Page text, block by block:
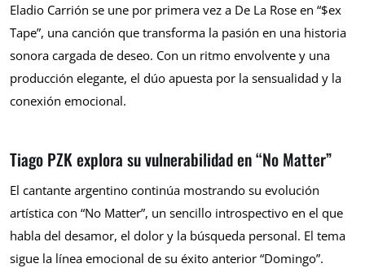
Eladio Carrión se une por primera vez a De La Rose en “$ex
Tape”, una canción que transforma la pasión en una historia
sonora cargada de deseo. Con un ritmo envolvente y una
producción elegante, el dúo apuesta por la sensualidad y la
conexión emocional.
Tiago PZK explora su vulnerabilidad en “No Matter”
El cantante argentino continúa mostrando su evolución
artística con “No Matter”, un sencillo introspectivo en el que
habla del desamor, el dolor y la búsqueda personal. El tema
sigue la línea emocional de su éxito anterior “Domingo”.